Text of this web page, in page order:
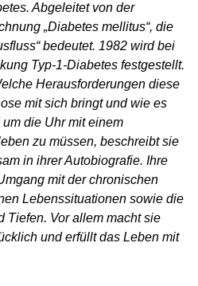
Abgeleitet von der
„Diabetes mellitus“, die
bedeutet. 1982 wird bei
Typ-1-Diabetes festgestellt.
Herausforderungen diese
mit sich bringt und wie es
die Uhr mit einem
zu müssen, beschreibt sie
in ihrer Autobiografie. Ihre
mit der chronischen
Lebenssituationen sowie die
Tiefen. Vor allem macht sie
und erfüllt das Leben mit